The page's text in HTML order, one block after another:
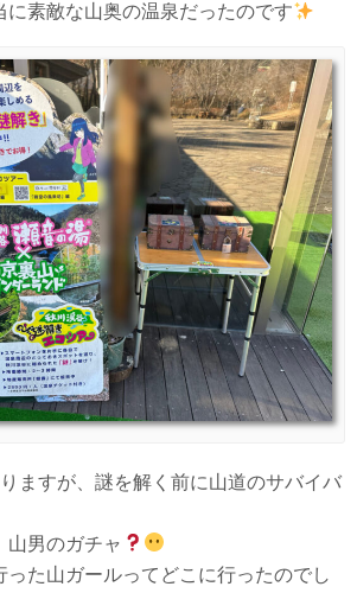
に素敵な山奥の温泉だったのです
ますが、謎を解く前に山道のサバイバ
山男のガチャ
った山ガールってどこに行ったのでし